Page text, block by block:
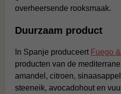
overheersende rooksmaak.
Duurzaam product
In Spanje produceert Fuego
producten van de
amandel, citroen,
steeneik, avocadohout en